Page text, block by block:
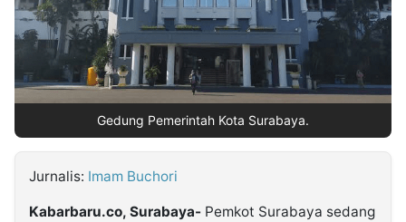
Follow
Kabarbaru
Gedung Pemerintah Kota Surabaya.
Jurnalis: Imam Buchori
Kabarbaru.co, Surabaya- Pemkot Surabaya sedang